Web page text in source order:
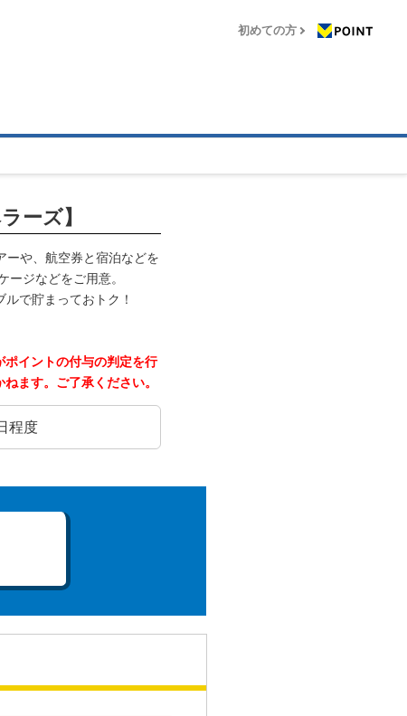
初めての方
ーズ】
ーや、航空券と宿泊などを
ジなどをご用意。
で貯まっておトク！
ポイントの付与の判定を行
ます。ご了承ください。
程度